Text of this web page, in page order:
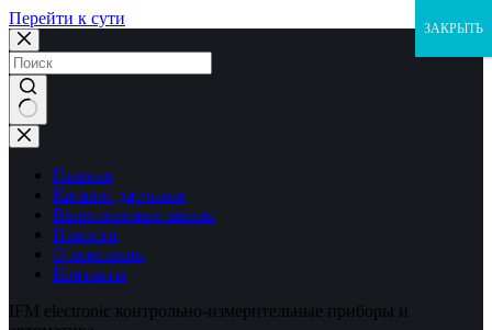
Перейти к сути
Ничего
не
найденоГлавная
Каталог датчиков
Выполненные заказы
Новости
О компании
Контакты
IFM electronic контрольно-измерительные приборы и
ЗАКРЫТЬ